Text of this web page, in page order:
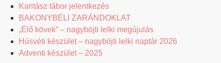
Karitász tábor jelentkezés
BAKONYBÉLI ZARÁNDOKLAT
„Élő kövek” – nagyböjti lelki megújulás
Húsvéti készület – nagyböjti lelki naptár 2026
Adventi készület – 2025